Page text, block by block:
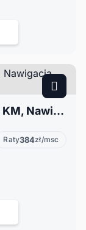
Opel Insignia A 1.8 Benzyna 140 KM, Nawigacja, Bluetooth, Klimatyzacja, Isofix, USB
Raty384zł/msc